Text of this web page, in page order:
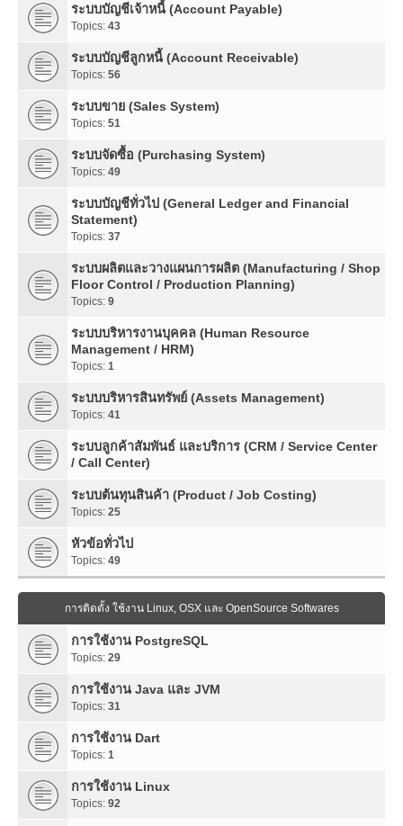
ระบบบัญชีเจ้าหนี้ (Account Payable)
Topics: 43
ระบบบัญชีลูกหนี้ (Account Receivable)
Topics: 56
ระบบขาย (Sales System)
Topics: 51
ระบบจัดซื้อ (Purchasing System)
Topics: 49
ระบบบัญชีทั่วไป (General Ledger and Financial
Statement)
Topics: 37
ระบบผลิตและวางแผนการผลิต (Manufacturing / Shop
Floor Control / Production Planning)
Topics: 9
ระบบบริหารงานบุคคล (Human Resource
Management / HRM)
Topics: 1
ระบบบริหารสินทรัพย์ (Assets Management)
Topics: 41
ระบบลูกค้าสัมพันธ์ และบริการ (CRM / Service Center
/ Call Center)
ระบบต้นทุนสินค้า (Product / Job Costing)
Topics: 25
หัวข้อทั่วไป
Topics: 49
การติดตั้ง ใช้งาน Linux, OSX และ OpenSource Softwares
การใช้งาน PostgreSQL
Topics: 29
การใช้งาน Java และ JVM
Topics: 31
การใช้งาน Dart
Topics: 1
การใช้งาน Linux
Topics: 92